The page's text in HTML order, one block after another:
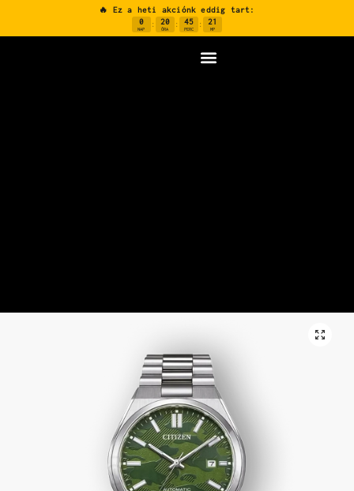
🔥 Ez a heti akciónk eddig tart:
0
NAP
: 20
ÓRA
: 45
PERC
: 20
MP